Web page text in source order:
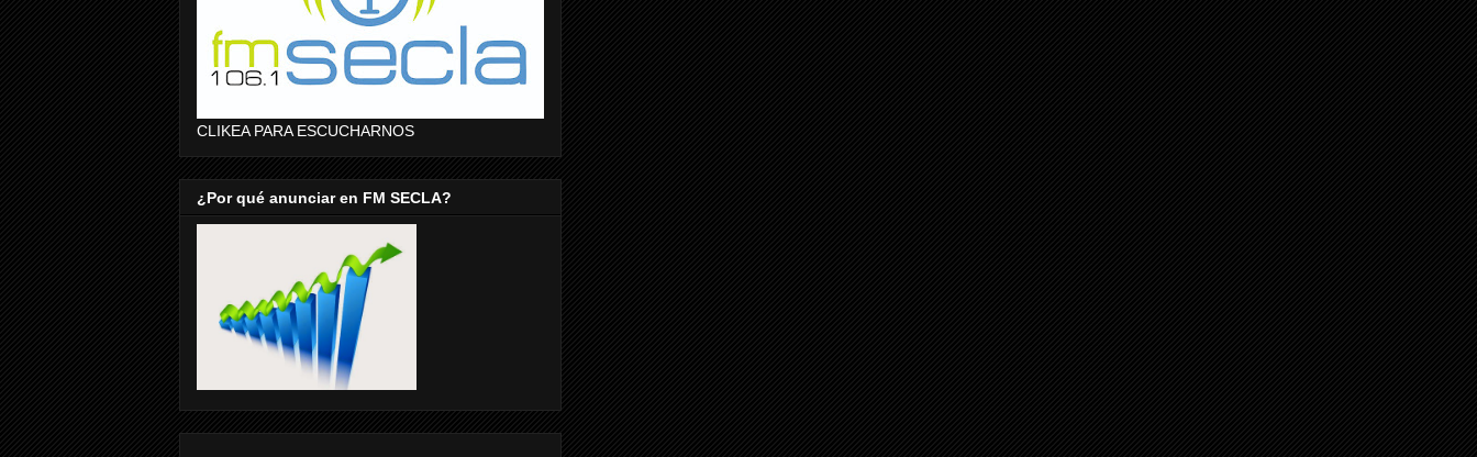
CLIKEA PARA ESCUCHARNOS
¿Por qué anunciar en FM SECLA?